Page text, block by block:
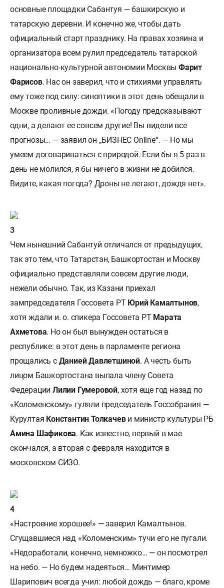
основные площадки Сабантуя — башкирскую и
татарскую деревни. И конечно же, чтобы дать
официальный старт празднику. На правах хозяина и
организатора всем рулил председатель татарской
национально-культурной автономии Москвы Фарит
Фарисов. Нас он заверил, что и стихиями управлять
ему тоже под силу: синоптики в этот день обещали в
Москве проливные дожди. «Погоду предсказывают
одни, а делают ее совсем другие! Вы видели все
прогнозы… — заявил он „БИЗНЕС Online“. — Но мы
умеем договариваться с природой. Если бы я 5 раз в
день не молился, я бы ничего в жизни не добился.
Видите, какая погода? Дроны не летают, дождя нет».
Чем нынешний Сабантуй отличался от предыдущих,
так это тем, что Татарстан, Башкортостан и Москву
официально представляли совсем другие люди,
нежели обычно. Так, из Казани приехал
зампредседателя Госсовета РТ Юрий Камалтынов,
хотя ждали и. о. спикера Госсовета РТ Марата
Ахметова. Но он был вынужден остаться в
республике: в этот день в парламенте региона
прощались с Данией Давлетшиной. А честь быть
лицом Башкортостана выпала члену Совета
ФедерацииЛилии Гумеровой, хотя еще год назад по
«Коломенскому» гуляли председатель Госсобрания —
Курултая Константин Толкачев и министр культуры РБ
Амина Шафикова. Как известно, первый в мае
скончался, а вторая с февраля находится в
московском СИЗО.
«Настроение хорошее!» — заверил Камалтынов.
Сгущавшиеся над «Коломенским» тучи его не пугали.
«Недоработали, конечно, немножко… — он посмотрел
на небо. — Но будем надеяться… Минтимер
Шарипович всегда учил: любой дождь — благо, кроме